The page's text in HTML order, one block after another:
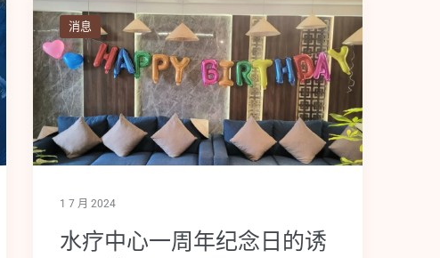
消息
1 7 月 2024
水疗中心一周年纪念日的诱